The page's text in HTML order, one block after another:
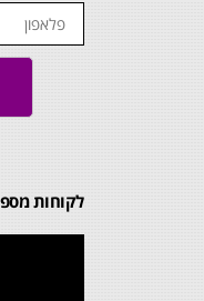
לקוחות